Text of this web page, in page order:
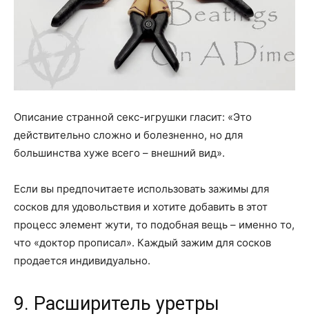
Описание странной секс-игрушки гласит: «Это
действительно сложно и болезненно, но для
большинства хуже всего – внешний вид».
Если вы предпочитаете использовать зажимы для
сосков для удовольствия и хотите добавить в этот
процесс элемент жути, то подобная вещь – именно то,
что «доктор прописал». Каждый зажим для сосков
продается индивидуально.
9. Расширитель уретры